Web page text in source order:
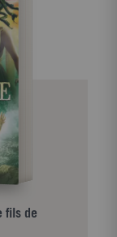
de pouvoir
bien plus
fils de